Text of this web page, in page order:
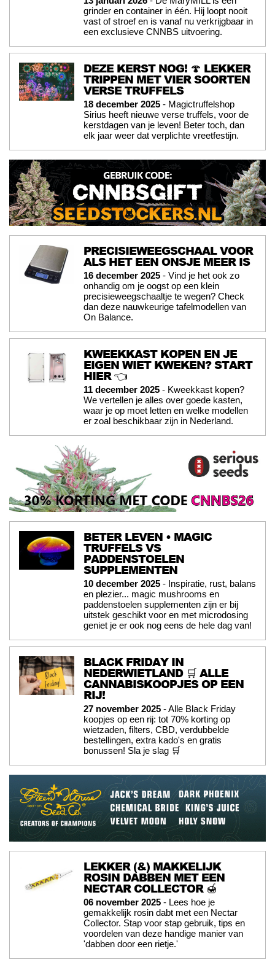
grinder en container in één. Hij loopt nooit
vast of stroef en is vanaf nu verkrijgbaar in
een exclusieve CNNBS uitvoering.
DEZE KERST NOG! 🍄 LEKKER
TRIPPEN MET VIER SOORTEN
VERSE TRUFFELS
18 december 2025 - Magictruffelshop
Sirius heeft nieuwe verse truffels, voor de
kerstdagen van je leven! Beter toch, dan
elk jaar weer dat verplichte vreetfestijn.
PRECISIEWEEGSCHAAL VOOR
ALS HET EEN ONSJE MEER IS
16 december 2025 - Vind je het ook zo
onhandig om je oogst op een klein
precisieweegschaaltje te wegen? Check
dan deze nauwkeurige tafelmodellen van
On Balance.
KWEEKKAST KOPEN EN JE
EIGEN WIET KWEKEN? START
HIER 👈
11 december 2025 - Kweekkast kopen?
We vertellen je alles over goede kasten,
waar je op moet letten en welke modellen
er zoal beschikbaar zijn in Nederland.
BETER LEVEN • MAGIC
TRUFFELS VS
PADDENSTOELEN
SUPPLEMENTEN
10 december 2025 - Inspiratie, rust, balans
en plezier... magic mushrooms en
paddenstoelen supplementen zijn er bij
uitstek geschikt voor en met microdosing
geniet je er ook nog eens de hele dag van!
BLACK FRIDAY IN
NEDERWIETLAND 🛒 ALLE
CANNABISKOOPJES OP EEN
RIJ!
27 november 2025 - Alle Black Friday
koopjes op een rij: tot 70% korting op
wietzaden, filters, CBD, verdubbelde
bestellingen, extra kado's en gratis
bonussen! Sla je slag 🛒
LEKKER (&) MAKKELIJK
ROSIN DABBEN MET EEN
NECTAR COLLECTOR 🍯
06 november 2025 - Lees hoe je
gemakkelijk rosin dabt met een Nectar
Collector. Stap voor stap gebruik, tips en
voordelen van deze handige manier van
'dabben door een rietje.'